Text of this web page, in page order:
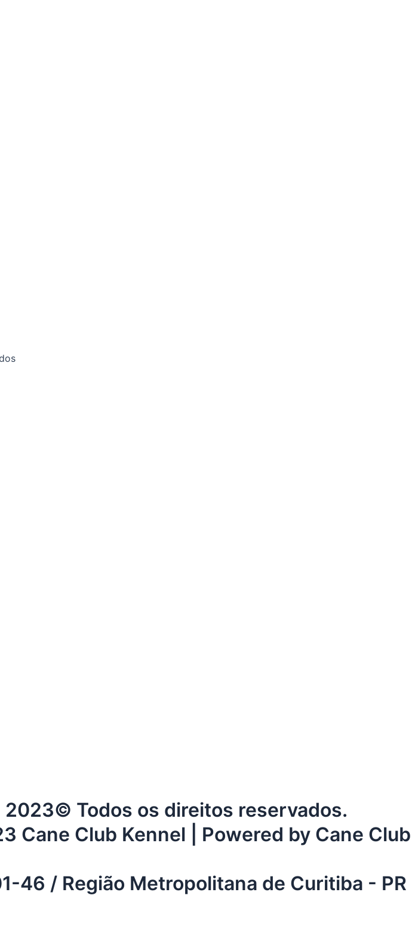
2023© Todos os direitos reservados.
Cane Club Kennel | Powered by Cane Club
46 / Região Metropolitana de Curitiba - PR